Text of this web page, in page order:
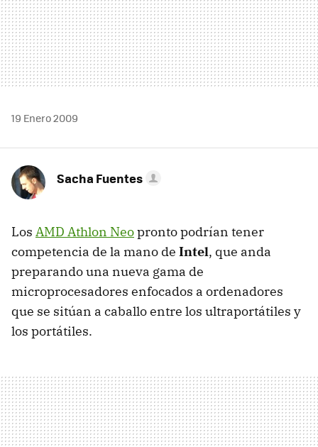
19 Enero 2009
Sacha Fuentes
Los AMD Athlon Neopronto podrían tener
competencia de la mano de Intel, que anda
preparando una nueva gama de
microprocesadores enfocados a ordenadores
que se sitúan a caballo entre los ultraportátiles y
los portátiles.